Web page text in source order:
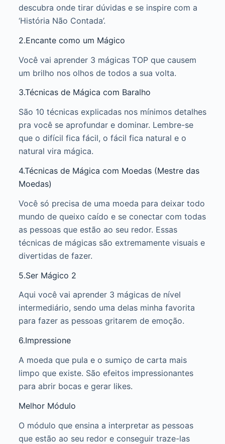
descubra onde tirar dúvidas e se inspire com a
‘História Não Contada’.
2.Encante como um Mágico
Você vai aprender 3 mágicas TOP que causem
um brilho nos olhos de todos a sua volta.
3.Técnicas de Mágica com Baralho
São 10 técnicas explicadas nos mínimos detalhes
pra você se aprofundar e dominar. Lembre-se
que o difícil fica fácil, o fácil fica natural e o
natural vira mágica.
4.Técnicas de Mágica com Moedas (Mestre das
Moedas)
Você só precisa de uma moeda para deixar todo
mundo de queixo caído e se conectar com todas
as pessoas que estão ao seu redor. Essas
técnicas de mágicas são extremamente visuais e
divertidas de fazer.
5.Ser Mágico 2
Aqui você vai aprender 3 mágicas de nível
intermediário, sendo uma delas minha favorita
para fazer as pessoas gritarem de emoção.
6.Impressione
A moeda que pula e o sumiço de carta mais
limpo que existe. São efeitos impressionantes
para abrir bocas e gerar likes.
Melhor Módulo
O módulo que ensina a interpretar as pessoas
que estão ao seu redor e conseguir traze-las